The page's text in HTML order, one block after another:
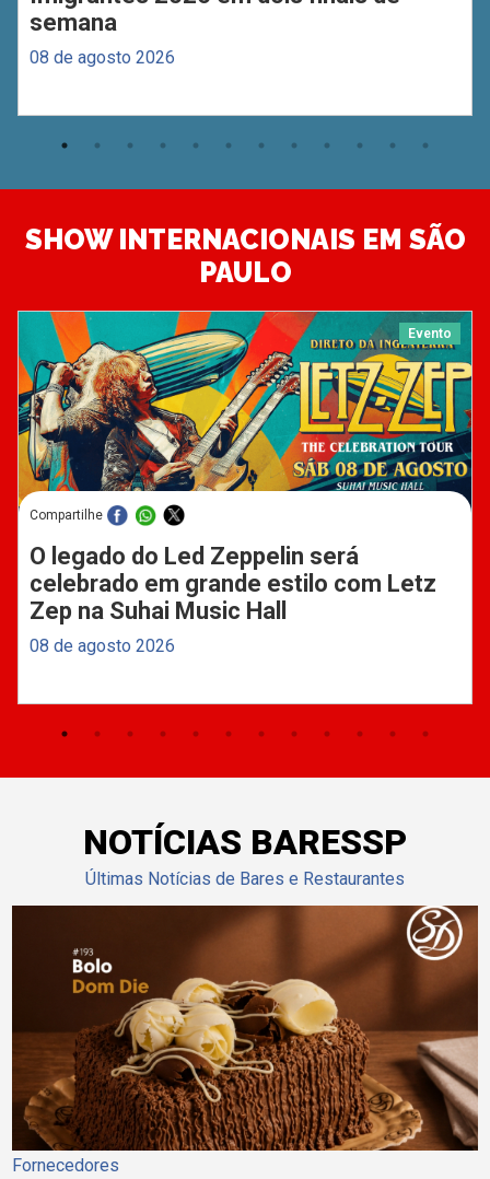
semana
08 de agosto 2026
SHOW INTERNACIONAIS EM SÃO
PAULO
Evento
Compartilhe
O legado do Led Zeppelin será
celebrado em grande estilo com Letz
Zep na Suhai Music Hall
08 de agosto 2026
NOTÍCIAS BARESSP
Últimas Notícias de Bares e Restaurantes
Fornecedores